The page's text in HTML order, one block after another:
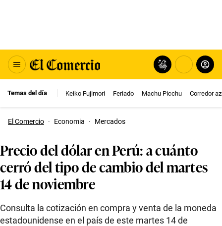
Temas del día Keiko Fujimori Feriado Machu Picchu Corredor
El Comercio · Economia · Mercados
Precio del dólar en Perú: a cuánto
cerró del tipo de cambio del martes
14 de noviembre
Consulta la cotización en compra y venta de la moneda
estadounidense en el país de este martes 14 de